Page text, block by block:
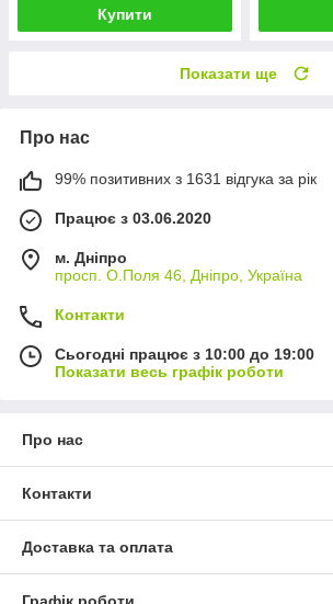
Купити
Показати ще
Про нас
99% позитивних з 1631 відгука за рік
Працює з 03.06.2020
м. Дніпро
просп. О.Поля 46, Дніпро, Україна
Контакти
Сьогодні працює з 10:00 до 19:00
Показати весь графік роботи
Про нас
Контакти
Доставка та оплата